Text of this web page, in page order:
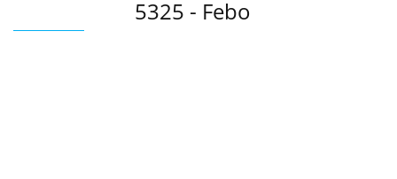
5325 - Febo